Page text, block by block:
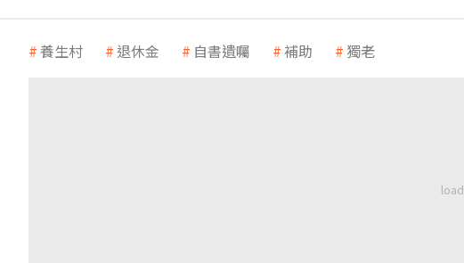
養生村 退休金 自書遺囑 補助 獨老